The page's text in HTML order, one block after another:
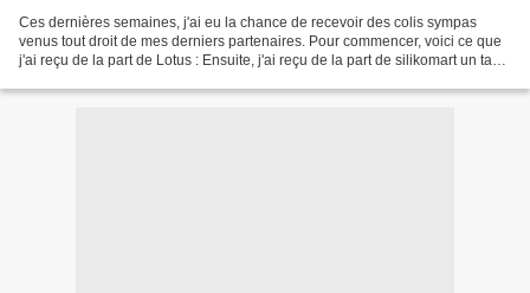
Ces dernières semaines, j'ai eu la chance de recevoir des colis sympas
venus tout droit de mes derniers partenaires. Pour commencer, voici ce que
j'ai reçu de la part de Lotus : Ensuite, j'ai reçu de la part de silikomart un tapis